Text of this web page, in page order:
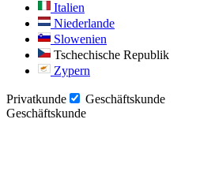
Italien
Niederlande
Slowenien
Tschechische Republik
Zypern
Privatkunde
Geschäftskunde
Geschäftskunde